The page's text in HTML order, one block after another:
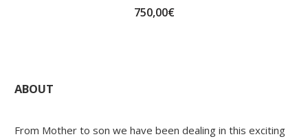
750,00€
ABOUT
From Mother to son we have been dealing in this exciting